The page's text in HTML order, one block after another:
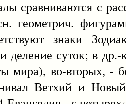
сравниваются с
геометрич.
знаки
деление суток; в
мира), во-вторых, -
Ветхий и